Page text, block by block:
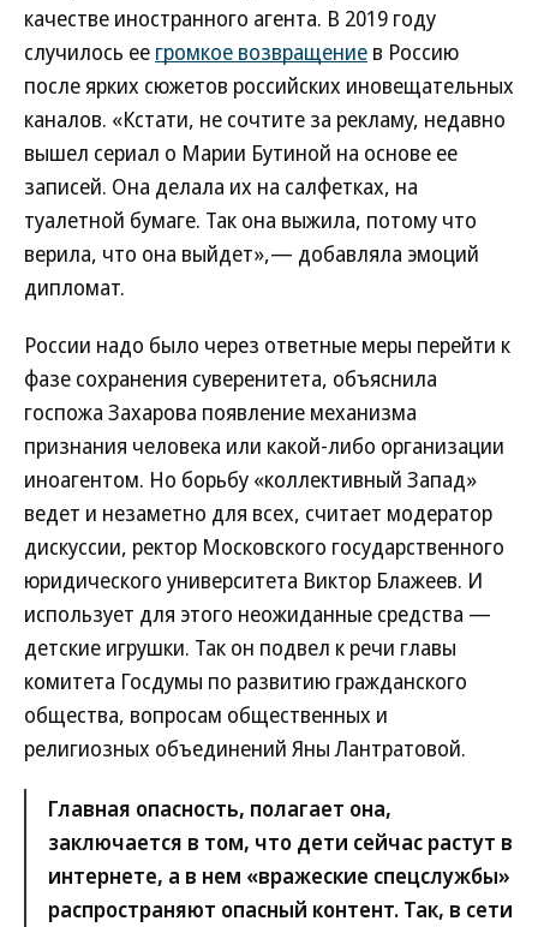
качестве иностранного агента. В 2019 году
случилось ее громкое возвращение в Россию
после ярких сюжетов российских иновещательных
каналов. «Кстати, не сочтите за рекламу, недавно
вышел сериал о Марии Бутиной на основе ее
записей. Она делала их на салфетках, на
туалетной бумаге. Так она выжила, потому что
верила, что она выйдет»,— добавляла эмоций
дипломат.
России надо было через ответные меры перейти к
фазе сохранения суверенитета, объяснила
госпожа Захарова появление механизма
признания человека или какой-либо организации
иноагентом. Но борьбу «коллективный Запад»
ведет и незаметно для всех, считает модератор
дискуссии, ректор Московского государственного
юридического университета Виктор Блажеев. И
использует для этого неожиданные средства —
детские игрушки. Так он подвел к речи главы
комитета Госдумы по развитию гражданского
общества, вопросам общественных и
религиозных объединений Яны Лантратовой.
Главная опасность, полагает она,
заключается в том, что дети сейчас растут в
интернете, а в нем «вражеские спецслужбы»
распространяют опасный контент. Так, в сети